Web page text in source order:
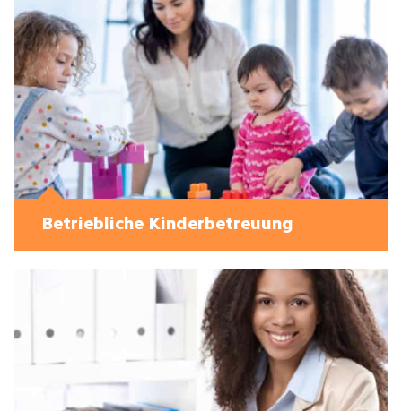
Betriebliche Kinderbetreuung